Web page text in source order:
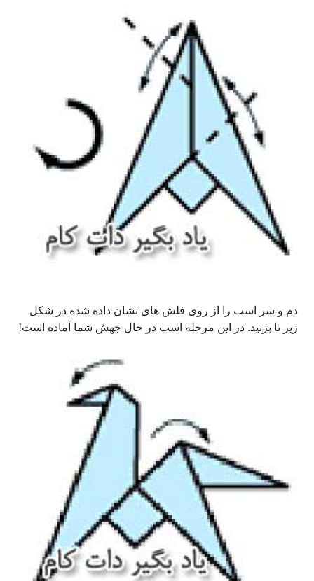
دم و سر اسب را از روی فلش های نشان داده شده در شکل
زیر تا بزنید. در این مرحله اسب در حال جهش شما آماده است!